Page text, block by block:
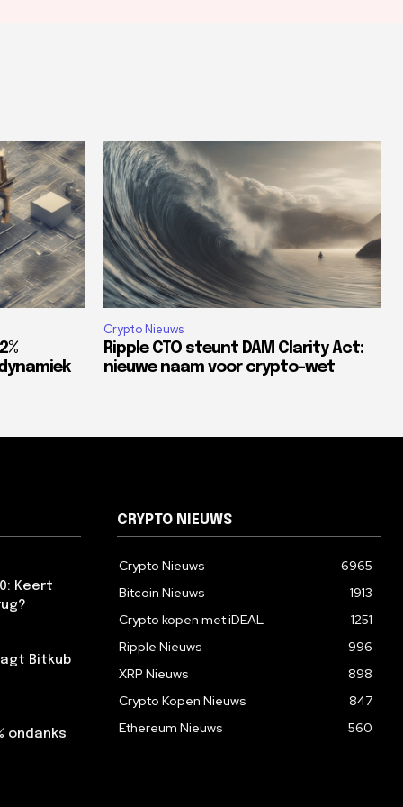
Crypto Nieuws
Ripple CTO steunt DAM Clarity Act:
nieuwe naam voor crypto-wet
Keert
Bitkub
ondanks
CRYPTO NIEUWS
Crypto Nieuws
6965
Bitcoin Nieuws
1913
Crypto kopen met iDEAL
1251
Ripple Nieuws
996
XRP Nieuws
898
Crypto Kopen Nieuws
847
Ethereum Nieuws
560